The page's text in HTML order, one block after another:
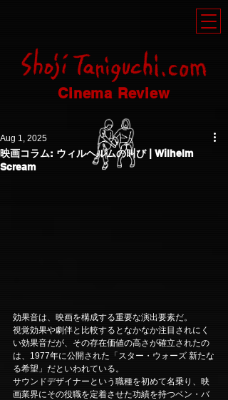
Cinema Review
映画コラム: ウィルヘルムの叫び | Wilhelm
Scream
Aug 1, 2025
効果音は、映画を構成する重要な演出要素だ。
視覚効果や劇伴と比較するとなかなか注目されにく
い効果音だが、その存在価値の高さが確立されたの
は、1977年に公開された「スター・ウォーズ 新たな
る希望」だといわれている。
サウンドデザイナーという職種を初めて名乗り、映
画業界にその役職を定着させた功績を持つベン・バ